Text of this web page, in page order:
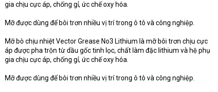
gia chịu cực áp, chống gỉ, ức chế oxy hóa.
Mỡ được dùng để bôi trơn nhiều vị trí trong ô tô và công nghiệp.
Mỡ bò chịu nhiệt Vector Grease No3 Lithium là mỡ bôi trơn chịu cực
áp được pha trộn từ dầu gốc tinh lọc, chất làm đặc lithium và hệ phụ
gia chịu cực áp, chống gỉ, ức chế oxy hóa.
Mỡ được dùng để bôi trơn nhiều vị trí trong ô tô và công nghiệp.